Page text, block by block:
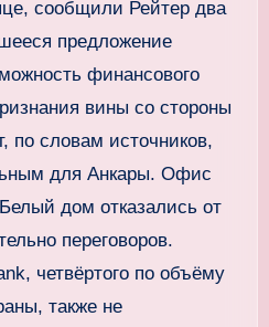
сообщили Рейтер два
предложение
финансового
вины со стороны
по словам источников,
для Анкары. Офис
дом отказались от
переговоров.
четвёртого по объёму
также не